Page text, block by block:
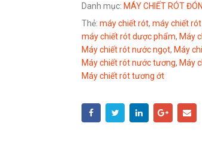
Danh mục:MÁY CHIẾT RÓT
Thẻ:máy chiết rót,máy chiết
máy chiết rót dược phẩm,Máy
Máy chiết rót nước ngọt,Máy
Máy chiết rót nước tương,Máy
Máy chiết rót tương ớt